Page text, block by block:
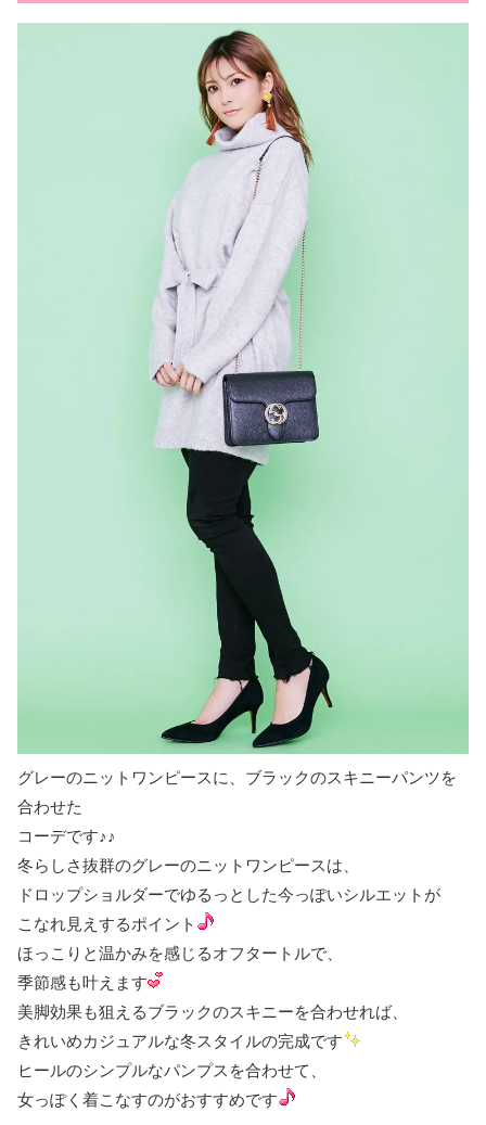
グレーのニットワンピースに、ブラックのスキニーパンツを
合わせた
コーデです♪♪
冬らしさ抜群のグレーのニットワンピースは、
ドロップショルダーでゆるっとした今っぽいシルエットが
こなれ見えするポイント
ほっこりと温かみを感じるオフタートルで、
季節感も叶えます
美脚効果も狙えるブラックのスキニーを合わせれば、
きれいめカジュアルな冬スタイルの完成です
ヒールのシンプルなパンプスを合わせて、
女っぽく着こなすのがおすすめです